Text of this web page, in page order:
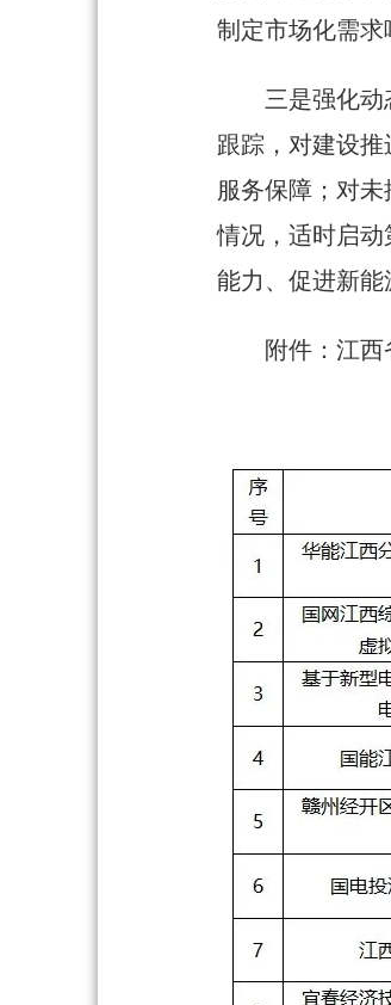
制定市场化需求
三是强化动
跟踪，对建设
服务保障；对
情况，适时启
能力、促进新能
附件：江